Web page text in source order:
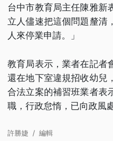
台中市教育局主任陳雅新
立人儘速把這個問題釐清
人來停業申請。」
教育局表示，業者在記者
還在地下室違規招收幼兒
合法立案的補習班業者表
職，行政怠惰，已向政風
許勝婕 / 編輯